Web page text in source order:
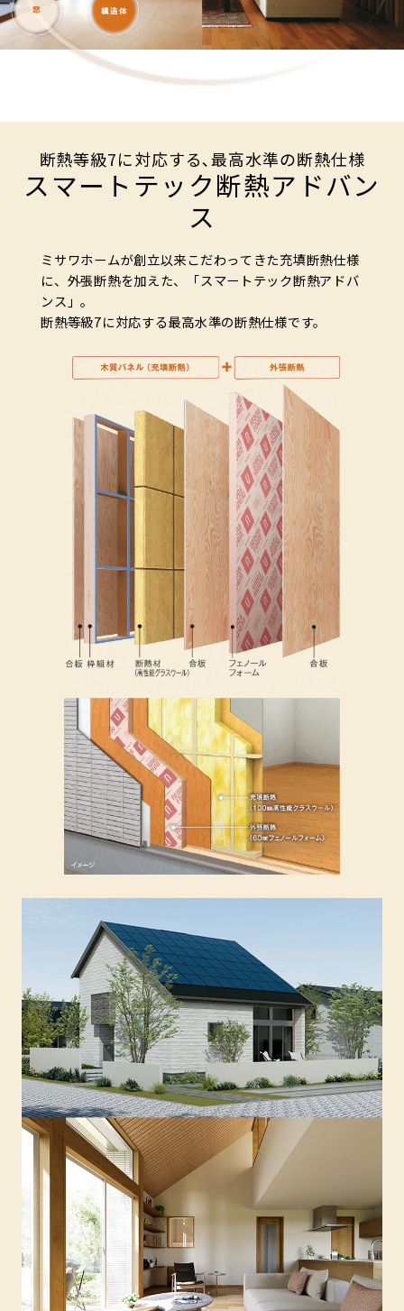
断熱等級7に対応する､最高水準の断熱仕様
スマートテック断熱アドバン
ス
ミサワホームが創立以来こだわってきた充填断熱仕様
に、外張断熱を加えた、「スマートテック断熱アドバ
ンス」。
断熱等級7に対応する最高水準の断熱仕様です。